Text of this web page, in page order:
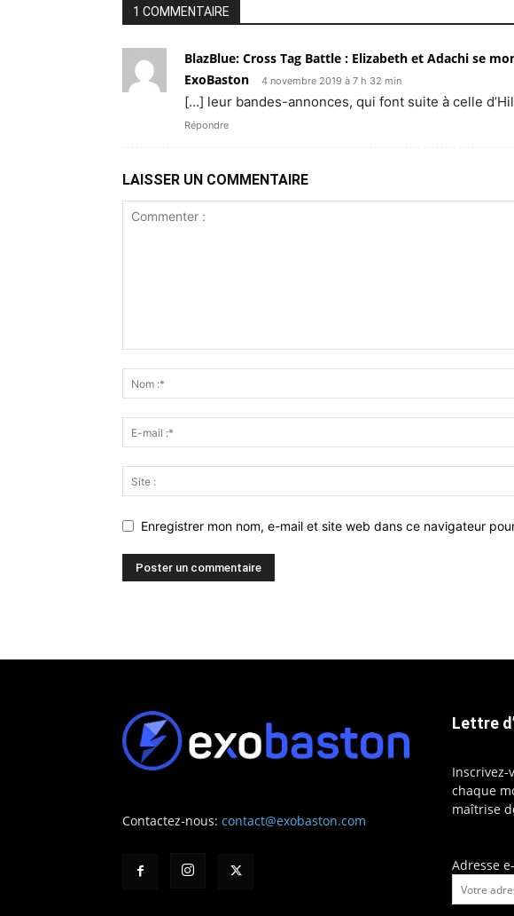
1 COMMENTAIRE
BlazBlue: Cross Tag Battle : Elizabeth et Adachi se
ExoBaston
4 novembre 2019 à 7 h 32 min
[…] leur bandes-annonces, qui font suite à celle
Répondre
LAISSER UN COMMENTAIRE
Enregistrer mon nom, e-mail et site web dans ce navigateur
Contactez-nous: contact@exobaston.com
Lettre
Inscrivez-
chaque
maîtrise
Adresse